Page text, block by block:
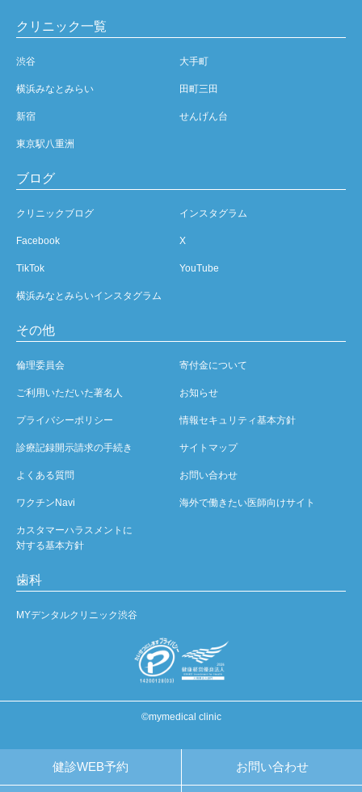
健診WEB予約 お問い合わせ
クリニック一覧
渋谷 大手町
横浜みなとみらい 田町三田
新宿 せんげん台
東京駅八重洲
ブログ
クリニックブログ インスタグラム
Facebook X
TikTok YouTube
横浜みなとみらいインスタグラム
その他
倫理委員会 寄付金について
ご利用いただいた著名人 お知らせ
プライバシーポリシー 情報セキュリティ基本方針
診療記録開示請求の手続き サイトマップ
よくある質問 お問い合わせ
ワクチンNavi 海外で働きたい医師向けサイト
カスタマーハラスメントに
対する基本方針
歯科
MYデンタルクリニック渋谷
©mymedical clinic